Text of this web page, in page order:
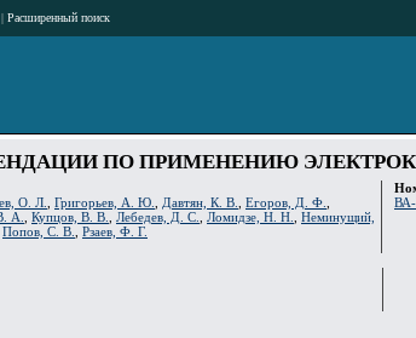
| Расширенный поиск
ПО ПРИМЕНЕНИЮ
О. Л. Григорьев, А. Ю. Давтян, К. В. Егоров, Д. Ф.
А. Купцов, В. В. Лебедев, Д. С. Ломидзе, Н. Н.
Неминущий,
Попов, С. В. Рзаев, Ф. Г.